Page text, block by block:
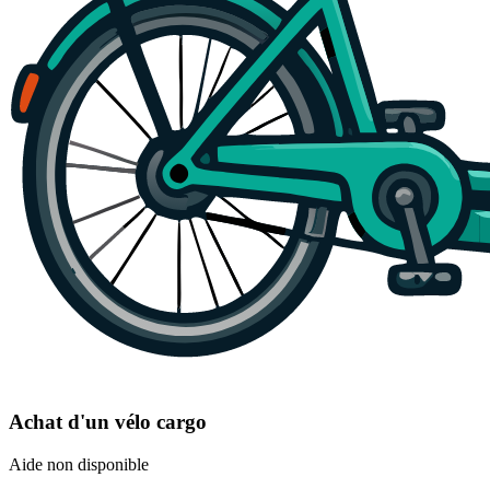
Achat d'un vélo cargo
Aide non disponible